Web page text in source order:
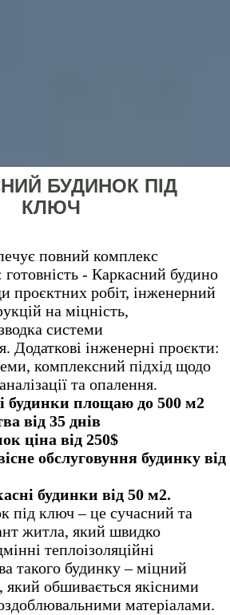
БУДИНОК ПІД
КЛЮЧ
повний комплекс
готовність - Каркасний будино
проєктних робіт, інженерний
на міцність,
системи
Додаткові інженерні проєкти:
комплексний підхід щодо
та опалення.
будинки площаю до 500 м2
від 35 днів
ціна від 250$
обслуговуння будинку від
будинки від 50 м2.
під ключ – це сучасний та
житла, який швидко
теплоізоляційні
такого будинку – міцний
який обшивається якісними
матеріалами.